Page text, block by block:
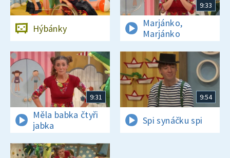
Hýbánky
9:33
Marjánko,
Marjánko
9:31
Měla babka čtyři
jabka
9:54
Spi synáčku spi